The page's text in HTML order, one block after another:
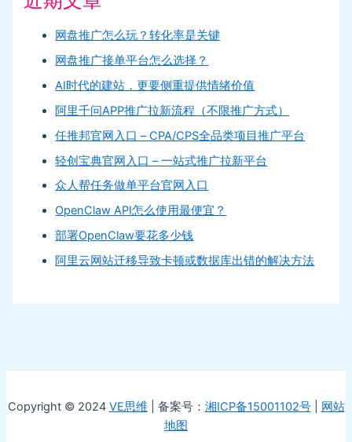
网盘推广怎么玩？转化率是关键
网盘推广接单平台怎么选择？
AI时代的建站，更要侧重提供情绪价值
阿里千问APP推广拉新流程（不限推广方式）
任推邦官网入口 – CPA/CPS全品类项目推广平台
轻创宝典官网入口 – 一站式推广拉新平台
众人帮任务做单平台官网入口
OpenClaw API怎么使用最便宜？
部署OpenClaw要花多少钱
阿里云网站迁移导致卡顿或数据库出错的解决方法
Copyright © 2024 VE思维 | 备案号： 湘ICP备15001102号| 网站
地图